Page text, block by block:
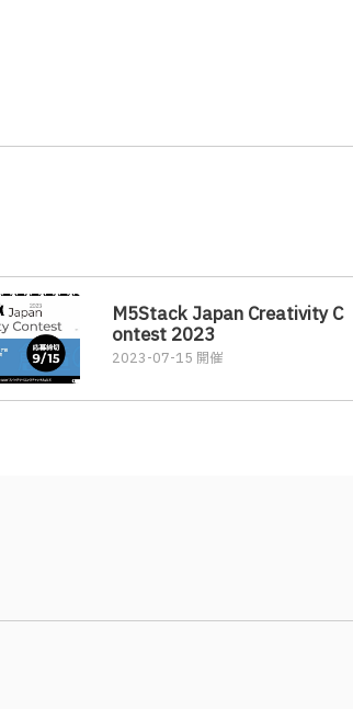
M5Stack Japan Creativity C
ontest 2023
2023-07-15 開催